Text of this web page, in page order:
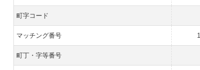
町字コード
マッチング番号
町丁・字等番号